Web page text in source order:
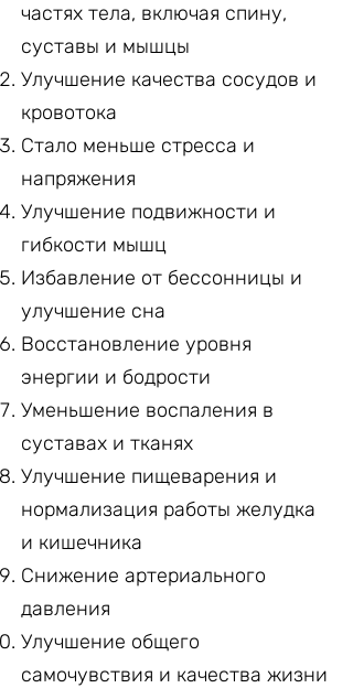
частях тела, включая спину,
суставы и мышцы
Улучшение качества сосудов и
кровотока
Стало меньше стресса и
напряжения
Улучшение подвижности и
гибкости мышц
Избавление от бессонницы и
улучшение сна
Восстановление уровня
энергии и бодрости
Уменьшение воспаления в
суставах и тканях
Улучшение пищеварения и
нормализация работы желудка
и кишечника
Снижение артериального
давления
Улучшение общего
самочувствия и качества жизни